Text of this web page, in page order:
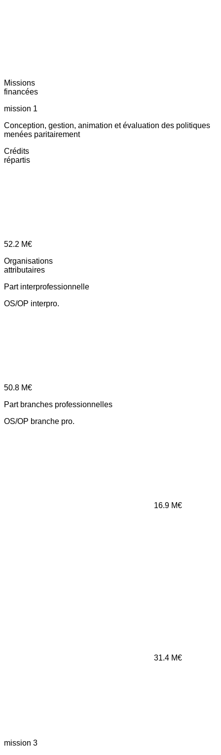
Missions
financées
mission 1
Conception, gestion, animation et évaluation des politiques
menées paritairement
Crédits
répartis
52.2 M€
Organisations
attributaires
Part interprofessionnelle
OS/OP interpro.
50.8 M€
Part branches professionnelles
OS/OP branche pro.
16.9 M€
31.4 M€
mission 3